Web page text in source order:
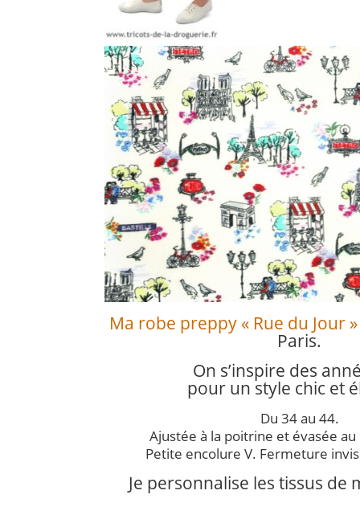
Ma robe preppy « Rue du Jour »
Paris.
On s’inspire des
pour un style chic et
Du 34 au 44.
Ajustée à la poitrine et évasée
Petite encolure V. Fermeture
Je personnalise les tissus de